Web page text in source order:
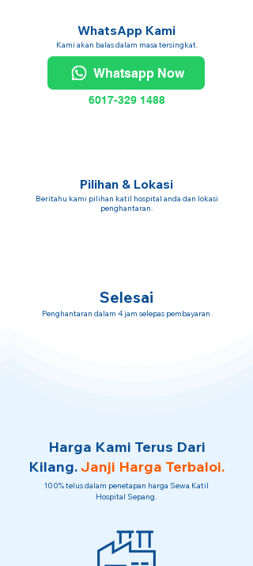
WhatsApp Kami
Kami akan balas dalam masa tersingkat.
Whatsapp Now
6017-329 1488
Pilihan & Lokasi
Beritahu kami pilihan katil hospital anda dan lokasi
penghantaran.
Selesai
Penghantaran dalam 4 jam selepas pembayaran.
Harga Kami Terus Dari
Kilang.Janji Harga Terbaloi.
100% telus dalam penetapan harga Sewa Katil
Hospital Sepang.